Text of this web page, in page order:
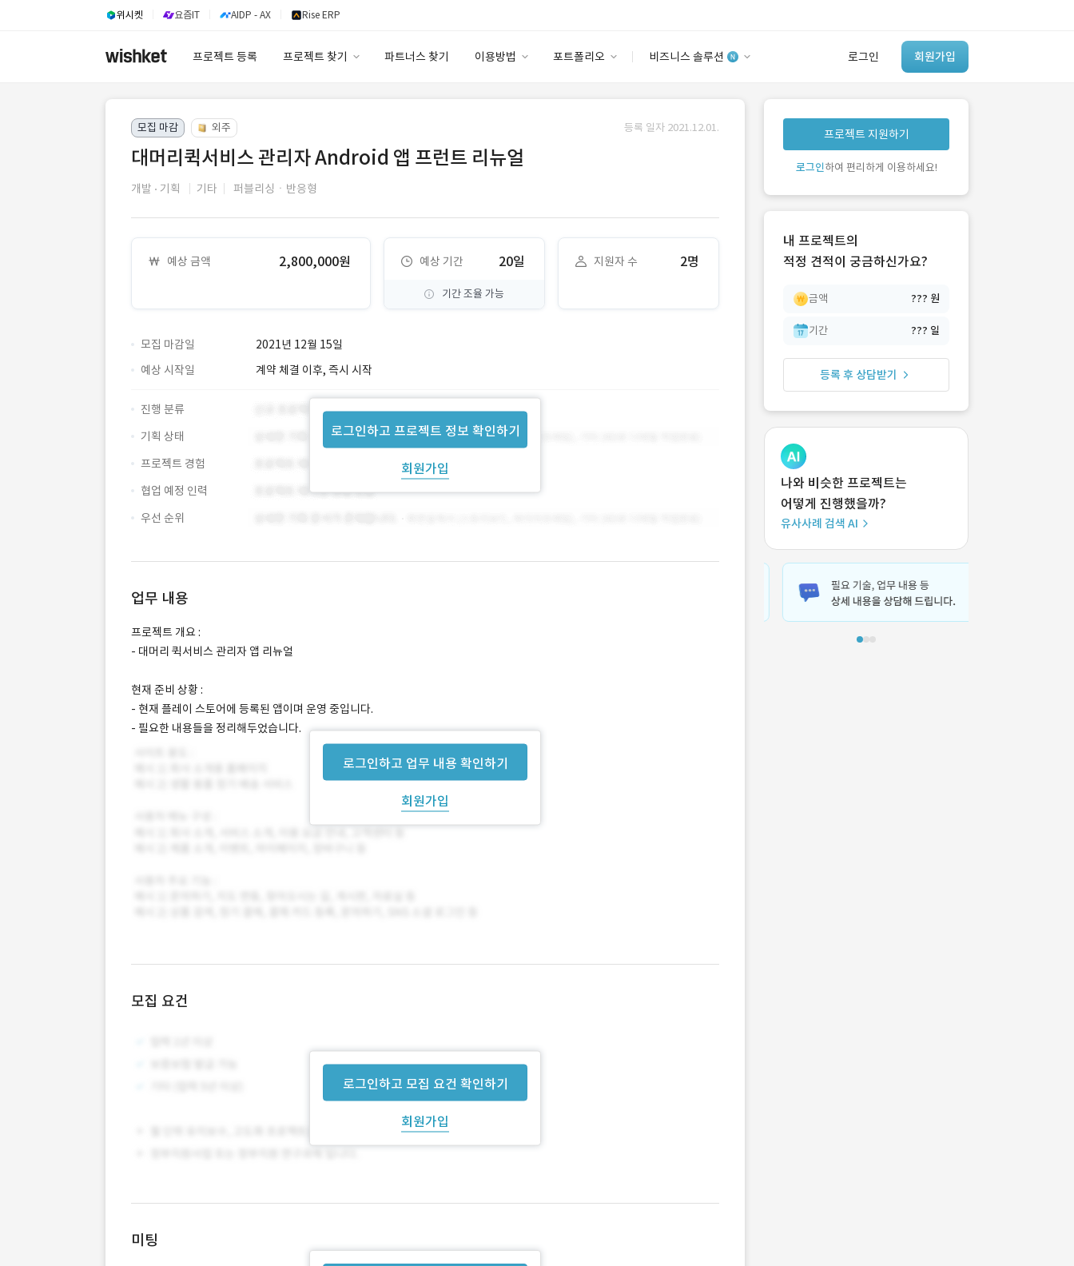
위시켓 요즘IT AIDP - AX Rise ERP
프로젝트 등록 프로젝트 찾기 파트너스 찾기 이용방법 포트폴리오 비즈니스 솔루션 로그인 회원가입
이용요금
고객센터
안심 코드 케어
유사사례 검색 AI
‘이런 거’ 만들어본
개발 회사 있어?
모집 마감 외주 등록 일자 2021.12.01.
대머리퀵서비스 관리자 Android 앱 프런트 리뉴얼
개발 기획 기타 퍼블리싱ㆍ반응형
예상 금액 2,800,000원 예상 기간 20일
기간 조율 가능
지원자 수 2명
모집 마감일 2021년 12월 15일
로그인하고 프로젝트 정보 확인하기
회원가입
예상 시작일 계약 체결 이후, 즉시 시작
진행 분류
기획 상태
프로젝트 경험
협업 예정 인력
우선 순위
업무 내용
로그인하고 업무 내용 확인하기
회원가입
프로젝트 개요 :
- 대머리 퀵서비스 관리자 앱 리뉴얼
현재 준비 상황 :
- 현재 플레이 스토어에 등록된 앱이며 운영 중입니다.
- 필요한 내용들을 정리해두었습니다.
모집 요건
로그인하고 모집 요건 확인하기
회원가입
미팅
프로젝트 지원하기
로그인하여 편리하게 이용하세요!
내 프로젝트의
적정 견적이 궁금하신가요?
금액 ??? 원
기간 ??? 일
등록 후 상담받기
나와 비슷한 프로젝트는
어떻게 진행했을까?
유사사례 검색 AI